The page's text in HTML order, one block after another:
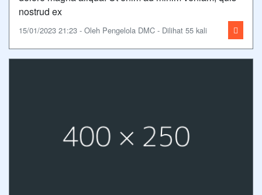
nostrud ex
15/01/2023 21:23 - Oleh Pengelola DMC - Dilihat 55 kali